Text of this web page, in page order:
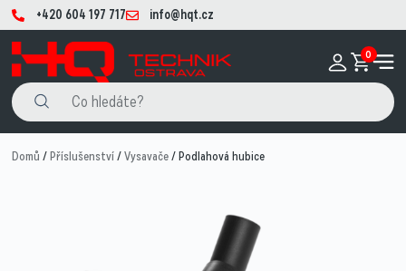
+420 604 197 717 info@hqt.cz
0
Domů /Příslušenství/Vysavače/ Podlahová hubice